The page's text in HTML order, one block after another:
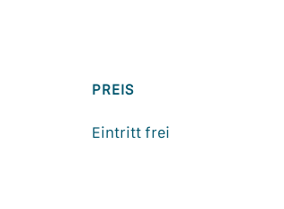
PREIS
Eintritt frei